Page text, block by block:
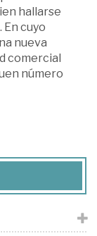
hallarse
cuyo
nueva
comercial
número